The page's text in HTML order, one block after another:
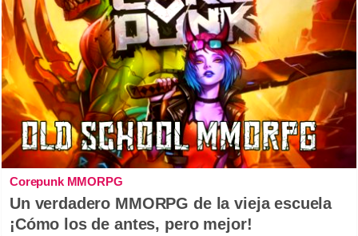
Corepunk MMORPG
Un verdadero MMORPG de la vieja escuela
¡Cómo los de antes, pero mejor!